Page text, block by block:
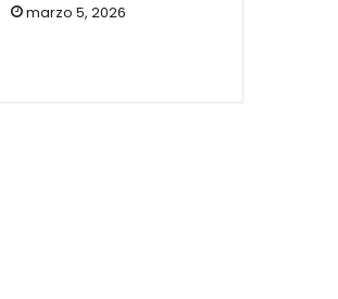
marzo 5, 2026